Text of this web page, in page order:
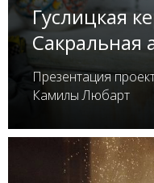
Гуслицкая
Сакральная
Презентация
Камилы Любарт